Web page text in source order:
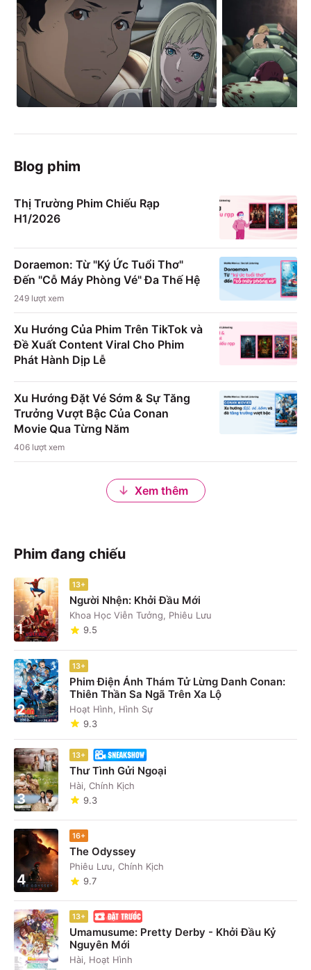
Blog phim
Thị Trường Phim Chiếu Rạp
H1/2026
Doraemon: Từ "Ký Ức Tuổi Thơ"
Đến "Cỗ Máy Phòng Vé" Đa Thế Hệ
249 lượt xem
Xu Hướng Của Phim Trên TikTok và
Đề Xuất Content Viral Cho Phim
Phát Hành Dịp Lễ
Xu Hướng Đặt Vé Sớm & Sự Tăng
Trưởng Vượt Bậc Của Conan
Movie Qua Từng Năm
406 lượt xem
Xem thêm
Phim đang chiếu
1
13+
Người Nhện: Khởi Đầu Mới
Khoa Học Viễn Tưởng, Phiêu Lưu
9.5
2
13+
Phim Điện Ảnh Thám Tử Lừng Danh Conan:
Thiên Thần Sa Ngã Trên Xa Lộ
Hoạt Hình, Hình Sự
9.3
3
13+
Thư Tình Gửi Ngoại
Hài, Chính Kịch
9.3
4
16+
The Odyssey
Phiêu Lưu, Chính Kịch
9.7
5
13+
Umamusume: Pretty Derby - Khởi Đầu Kỷ
Nguyên Mới
Hài, Hoạt Hình